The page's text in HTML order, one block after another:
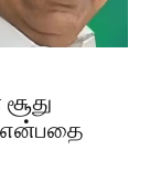
என்பதை